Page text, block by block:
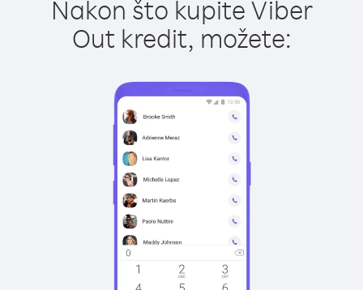
Nakon što kupite Viber
Out kredit, možete: